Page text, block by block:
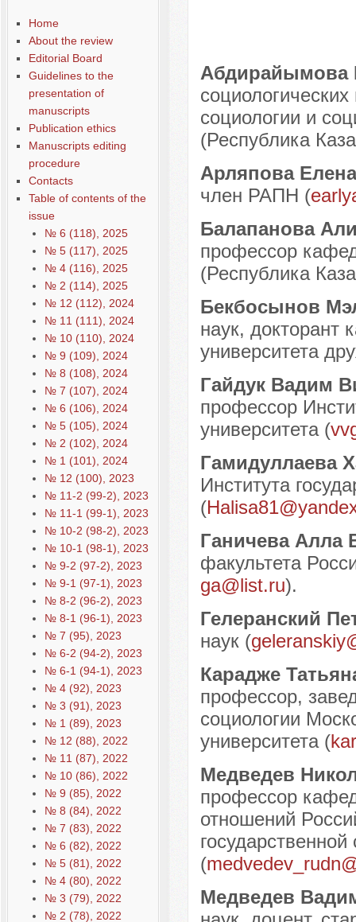
Наши авторы № 4-2011
Home
About the review
Editorial Board
Guidelines to the
presentation of
manuscripts
Publication ethics
Manuscripts editing
procedure
Contacts
Table of contents of the
issue
№ 6 (118), 2025
№ 5 (117), 2025
№ 4 (116), 2025
№ 2 (114), 2025
№ 12 (112), 2024
№ 11 (111), 2024
№ 10 (110), 2024
№ 9 (109), 2024
№ 8 (108), 2024
№ 7 (107), 2024
№ 6 (106), 2024
№ 5 (105), 2024
№ 2 (102), 2024
№ 1 (101), 2024
№ 12 (100), 2023
№ 11-2 (99-2), 2023
№ 11-1 (99-1), 2023
№ 10-2 (98-2), 2023
№ 10-1 (98-1), 2023
№ 9-2 (97-2), 2023
№ 9-1 (97-1), 2023
№ 8-2 (96-2), 2023
№ 8-1 (96-1), 2023
№ 7 (95), 2023
№ 6-2 (94-2), 2023
№ 6-1 (94-1), 2023
№ 4 (92), 2023
№ 3 (91), 2023
№ 1 (89), 2023
№ 12 (88), 2022
№ 11 (87), 2022
№ 10 (86), 2022
№ 9 (85), 2022
№ 8 (84), 2022
№ 7 (83), 2022
№ 6 (82), 2022
№ 5 (81), 2022
№ 4 (80), 2022
№ 3 (79), 2022
№ 2 (78), 2022
Абдирайымова
социологии и
(Республика
Арляпова
член РАПН (
Балапанова
профессор
(Республика
Бекбосынов
наук, докторант
университета
Гайдук Вадим
профессор
университета (
Гамидуллаева
Института
(
Ганичева Алла
факультета
ga@list.ru).
Гелеранский
наук (
Карадже
профессор,
социологии
университета (
Медведев
профессор
отношений
(
Медведев